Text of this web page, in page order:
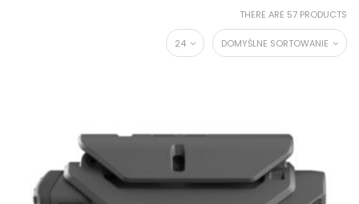
THERE ARE 57 PRODUCTS
DOMYŚLNE SORTOWANIE
24